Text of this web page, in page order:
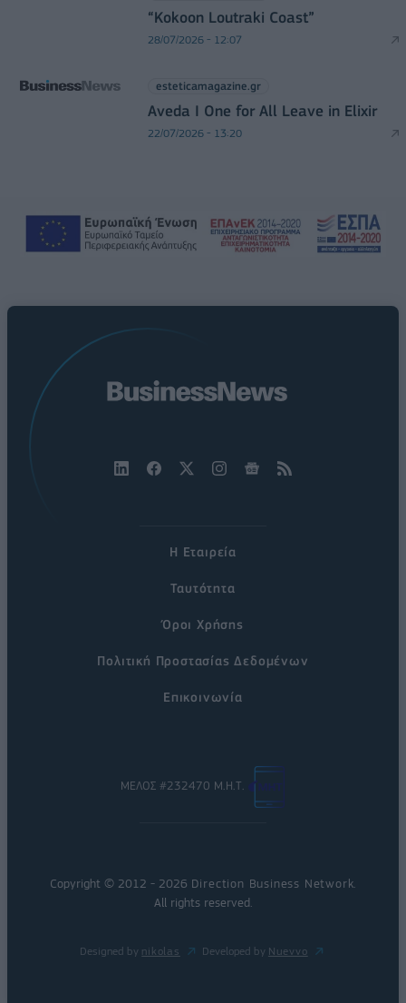
“Kokoon Loutraki Coast”
28/07/2026 - 12:07
esteticamagazine.gr
Aveda I One for All Leave in Elixir
22/07/2026 - 13:20
Η Εταιρεία
Ταυτότητα
Όροι Χρήσης
Πολιτική Προστασίας Δεδομένων
Επικοινωνία
ΜΕΛΟΣ #232470 Μ.Η.Τ.
Copyright © 2012 - 2026 Direction Business Network
All rights reserved.
Designed by nikolas Developed by Nuevvo